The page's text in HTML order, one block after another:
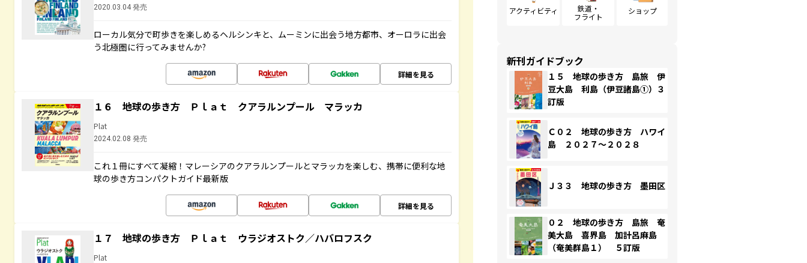
2020.03.04 発売
ローカル気分で町歩きを楽しめるヘルシンキと、ムーミンに出会う地方都市、オーロラに出会
う北極圏に行ってみませんか?
詳細を見る
１６ 地球の歩き方 Ｐｌａｔ クアラルンプール マラッカ
Plat
2024.02.08 発売
これ１冊にすべて凝縮！マレーシアのクアラルンプールとマラッカを楽しむ、携帯に便利な地
球の歩き方コンパクトガイド最新版
詳細を見る
１７ 地球の歩き方 Ｐｌａｔ ウラジオストク／ハバロフスク
Plat
アクティビティ
鉄道・
フライト
ショップ
新刊ガイドブック
１５ 地球の歩き方 島旅 伊
豆大島 利島（伊豆諸島①）３
訂版
Ｃ０２ 地球の歩き方 ハワイ
島 ２０２７～２０２８
Ｊ３３ 地球の歩き方 墨田区
０２ 地球の歩き方 島旅 奄
美大島 喜界島 加計呂麻島
（奄美群島１） ５訂版